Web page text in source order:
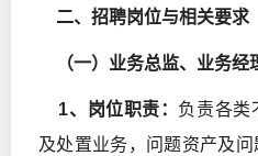
二、招聘岗位与相关要求
（一）业务总监、业务经
1、岗位职责： 负责各类
及处置业务，问题资产及